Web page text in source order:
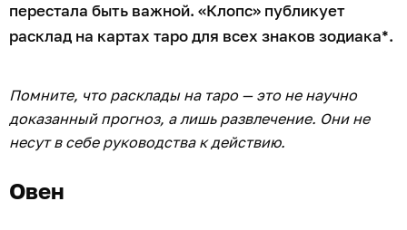
перестала быть важной. «Клопс» публикует
расклад на картах таро для всех знаков зодиака*.
Помните, что расклады на таро — это не научно
доказанный прогноз, а лишь развлечение. Они не
несут в себе руководства к действию.
Овен